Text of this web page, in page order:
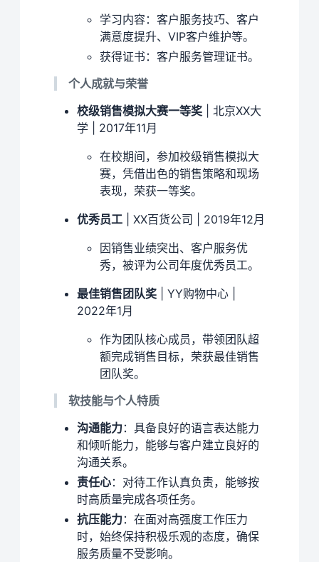
学习内容：客户服务技巧、客户
满意度提升、VIP客户维护等。
获得证书：客户服务管理证书。
个人成就与荣誉
校级销售模拟大赛一等奖 | 北京XX大
学 | 2017年11月
在校期间，参加校级销售模拟大
赛，凭借出色的销售策略和现场
表现，荣获一等奖。
优秀员工 | XX百货公司 | 2019年12月
因销售业绩突出、客户服务优
秀，被评为公司年度优秀员工。
最佳销售团队奖 | YY购物中心 |
2022年1月
作为团队核心成员，带领团队超
额完成销售目标，荣获最佳销售
团队奖。
软技能与个人特质
沟通能力：具备良好的语言表达能力
和倾听能力，能够与客户建立良好的
沟通关系。
责任心：对待工作认真负责，能够按
时高质量完成各项任务。
抗压能力：在面对高强度工作压力
时，始终保持积极乐观的态度，确保
服务质量不受影响。